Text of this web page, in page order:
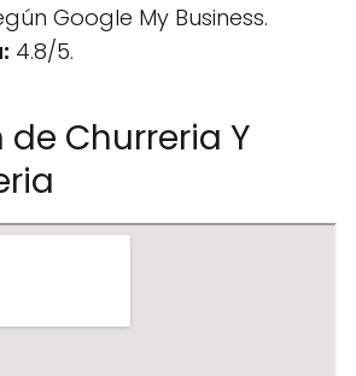
Google My Business.
4.8/5.
Churreria Y